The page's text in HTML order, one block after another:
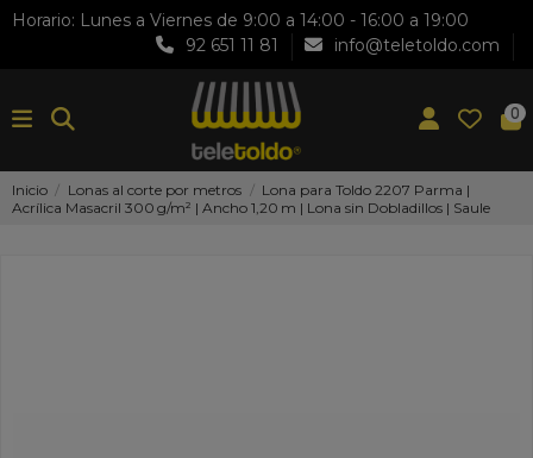
Horario: Lunes a Viernes de 9:00 a 14:00 - 16:00 a 19:00
92 651 11 81
info@teletoldo.com
0
Inicio Lonas al corte por metros
Lona para Toldo 2207 Parma |
Acrílica Masacril 300 g/m² | Ancho 1,20 m | Lona sin Dobladillos | Saule